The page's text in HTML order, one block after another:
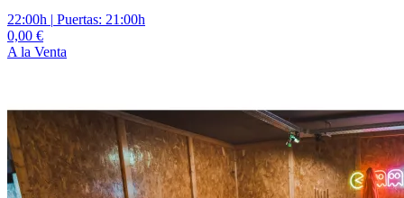
22:00h | Puertas: 21:00h
0,00 €
A la Venta